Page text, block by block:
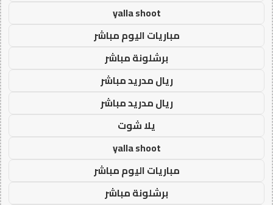
yalla shoot
مباريات اليوم مباشر
برشلونة مباشر
ريال مدريد مباشر
ريال مدريد مباشر
يلا شوت
yalla shoot
مباريات اليوم مباشر
برشلونة مباشر